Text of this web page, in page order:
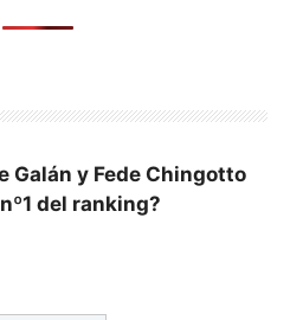
Galán y Fede Chingotto
del ranking?